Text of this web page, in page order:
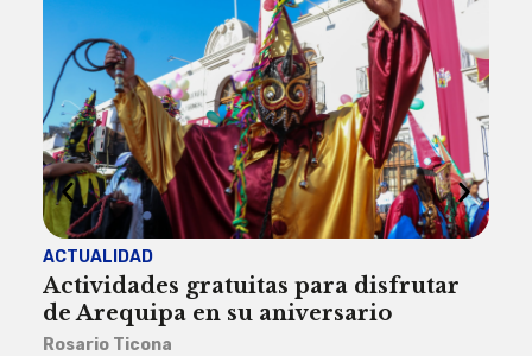
ACTUALIDAD
Actividades gratuitas para disfrutar
de Arequipa en su aniversario
Rosario Ticona